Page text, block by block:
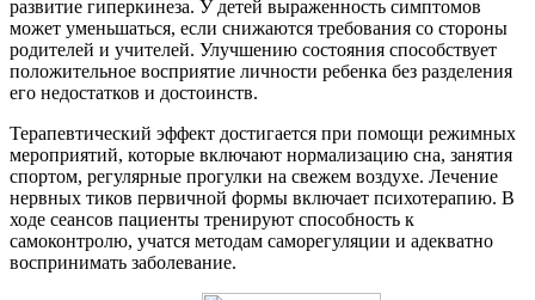
развитие гиперкинеза. У детей выраженность симптомов
может уменьшаться, если снижаются требования со стороны
родителей и учителей. Улучшению состояния способствует
положительное восприятие личности ребенка без разделения
его недостатков и достоинств.
Терапевтический эффект достигается при помощи режимных
мероприятий, которые включают нормализацию сна, занятия
спортом, регулярные прогулки на свежем воздухе. Лечение
нервных тиков первичной формы включает психотерапию. В
ходе сеансов пациенты тренируют способность к
самоконтролю, учатся методам саморегуляции и адекватно
воспринимать заболевание.